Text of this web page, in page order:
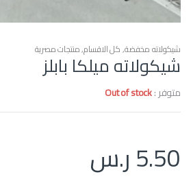
شيكولاته مخفضة,كل الاقسام,منتجات مصرية
شيكولاته ميلكا بابلز
متوفر :Out of stock
5.50ر.س